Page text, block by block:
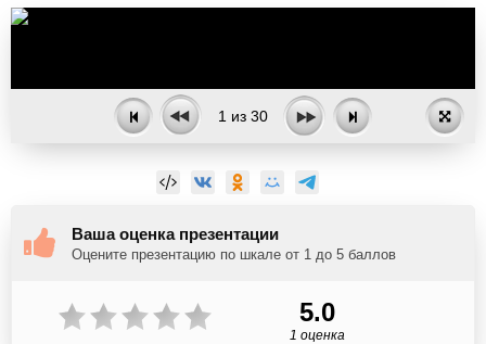
1 из 30
Ваша оценка презентации
Оцените презентацию по шкале от 1 до 5 баллов
5.0
1 оценка